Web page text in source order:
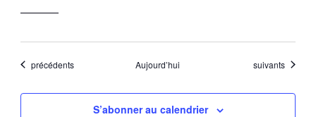
Évènements
précédents Aujourd’hui Évènements
suivants
S’abonner au calendrier